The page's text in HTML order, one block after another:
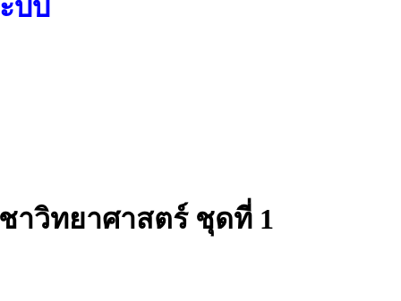
บบ
าวิทยาศาสตร์ ชุดที่ 1